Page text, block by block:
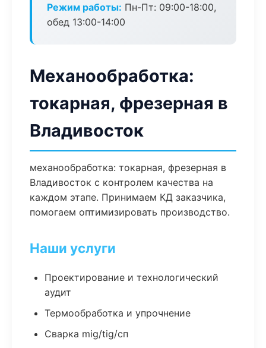
Режим работы: Пн-Пт: 09:00-18:00,
обед 13:00-14:00
Механообработка:
токарная, фрезерная в
Владивосток
механообработка: токарная, фрезерная в
Владивосток с контролем качества на
каждом этапе. Принимаем КД заказчика,
помогаем оптимизировать производство.
Наши услуги
Проектирование и технологический
аудит
Термообработка и упрочнение
Сварка mig/tig/сп